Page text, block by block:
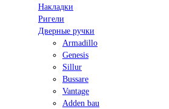
Накладки
Ригели
Дверные ручки
Armadillo
Genesis
Sillur
Bussare
Vantage
Adden bau